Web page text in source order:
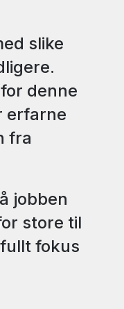
slike
denne
erfarne
fra
jobben
store til
fokus